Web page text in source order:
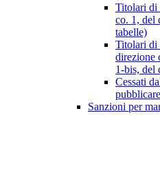
Titolari di
co. 1, del
tabelle)
Titolari di
direzione
1-bis, del
Cessati
Sanzioni per